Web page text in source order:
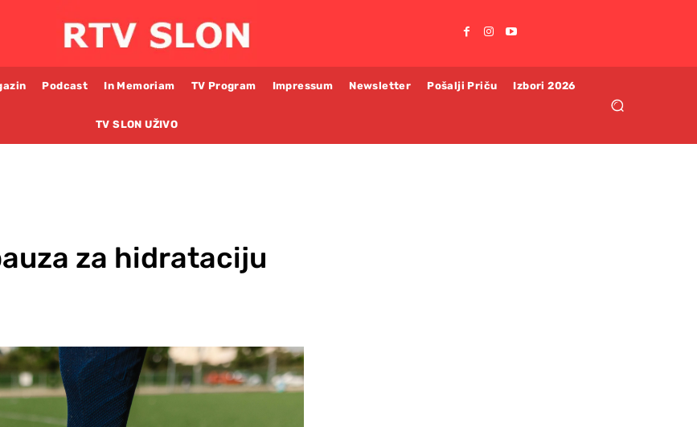
Podcast In Memoriam TV Program Impressum Newsletter Pošalji Priču Izbori 2026
TV SLON UŽIVO
za hidrataciju